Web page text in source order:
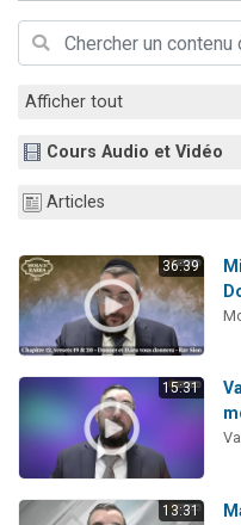
Il reste
Afficher tout
Cours Audio et Vidéo
Articles
36:39
15:31
13:31